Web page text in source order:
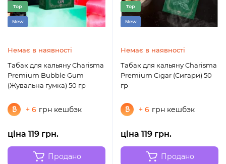
Top
New
Немає в наявності
Табак для кальяну Charisma
Premium Bubble Gum
(Жувальна гумка) 50 гр
+ 6 грн кешбэк
ціна 119 грн.
Продано
Top
New
Немає в наявності
Табак для кальяну Charisma
Premium Cigar (Сигари) 50
гр
+ 6 грн кешбэк
ціна 119 грн.
Продано